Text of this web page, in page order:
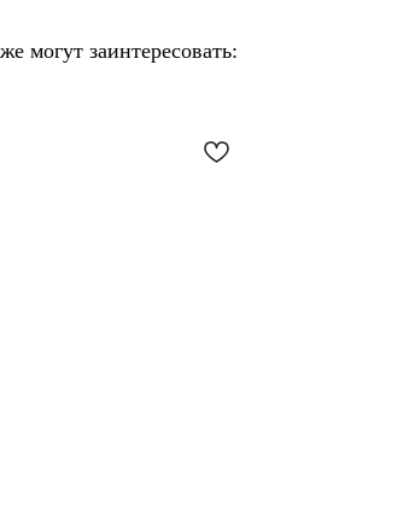
могут заинтересовать: